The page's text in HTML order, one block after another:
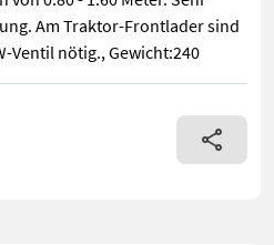
Am Traktor-Frontlader sind
Ventil nötig., Gewicht:240
von 0.80 - 1.60 Meter. Sehr